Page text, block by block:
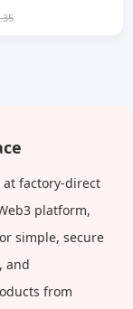
at factory-direct
platform,
simple, secure
and
from